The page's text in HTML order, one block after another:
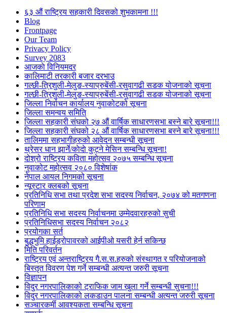
६३ औं राष्ट्रिय सहकारी दिवसको शुभकामना !!!
Blog
Frontpage
Our Team
Privacy Policy
Survey 2083
आजकाे विनियमदर
कालिमाटी तरकारी बजार दरभाउ
गल्छी-त्रिशुली-मेलुङ-स्याप्रुबेंसी-रसुवागढी सडक योजनाको सूचना
गल्छी-त्रिशुली-मेलुङ-स्याप्रुबेंसी-रसुवागढी सडक योजनाको सूचना
जिल्ला निर्वाचन कार्यालय नुवाकोटको सूचना
जिल्ला समन्वय समिति
जिल्ला सहकारी संघको २७ औं वार्षिक साधारणसभा बस्ने बारे सूचना!!!
जिल्ला सहकारी संघको २८ औं वार्षिक साधारणसभा बस्ने बारे सूचना!!!
तालिममा सहभागीहरुको आवेदन सम्बन्धी सूचना
थ्रेसर धान झार्ने/काेदाे कुट्ने मेसिन सम्बन्धि सूचना!
दोश्रो राष्ट्रिय कविता महोत्सव २०७५ सम्बन्धि सूचना
नुवाकोट महोत्सव २०८० विशेषांक
नेपाल आयल निगमको सूचना
न्यूस्टार क्लबको सूचना
प्रतिनिधि सभा तथा प्रदेश सभा सदस्य निर्वाचन, २०७४ को मतगणना
परिणाम
प्रतिनिधि सभा सदस्य निर्वाचनमा उम्मेदवारहरुको सुची
प्रतिनिधिसभा सदस्य निर्वाचन २०८२
प्रयोगका सर्त
बुद्धभुमि हाईड्रोपावरको आईपीओ यसरी हेर्न सकिन्छ
मिति परिवर्तन
राष्ट्रिय एवं अन्तराष्ट्रिय गै.स.स.हरुको संस्थागत र परियोजनाको
बिस्तृत विवरण पेश गर्ने सम्बन्धी अत्यन्त जरुरी सूचना
विज्ञापन
विदुर नगरपालिकाको ट्राफिक जाम खुला गर्ने सम्बन्धी सुचना!!!
विदुर नगरपालिकाको लकडाउन पालना सम्बन्धी अत्यन्त जरुरी सूचना
सञ्चारकर्मी आवश्यकता सम्बन्धि सूचना